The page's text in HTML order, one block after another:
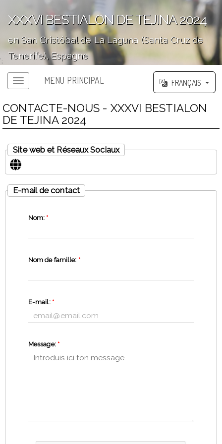
XXXVI BESTIALON DE TEJINA 2024
en San Cristóbal de La Laguna (Santa Cruz de
Tenerife), Espagne
';
MENU PRINCIPAL FRANÇAIS
CONTACTE-NOUS - XXXVI BESTIALON
DE TEJINA 2024
Site web et Réseaux Sociaux
E-mail de contact
Nom: *
Nom de famille: *
E-mail: *
Message: *